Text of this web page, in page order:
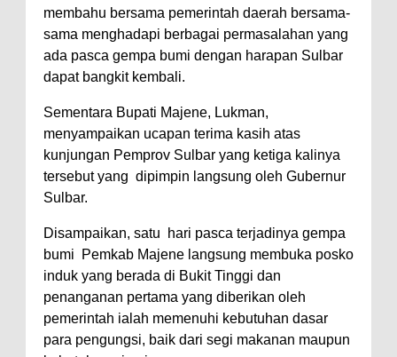
membahu bersama pemerintah daerah bersama-
sama menghadapi berbagai permasalahan yang
ada pasca gempa bumi dengan harapan Sulbar
dapat bangkit kembali.
Sementara Bupati Majene, Lukman,
menyampaikan ucapan terima kasih atas
kunjungan Pemprov Sulbar yang ketiga kalinya
tersebut yang dipimpin langsung oleh Gubernur
Sulbar.
Disampaikan, satu hari pasca terjadinya gempa
bumi Pemkab Majene langsung membuka posko
induk yang berada di Bukit Tinggi dan
penanganan pertama yang diberikan oleh
pemerintah ialah memenuhi kebutuhan dasar
para pengungsi, baik dari segi makanan maupun